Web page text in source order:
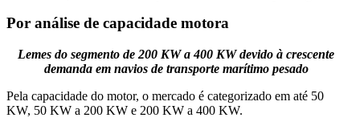
Por análise de capacidade motora
Lemes do segmento de 200 KW a 400 KW devido à crescente
demanda em navios de transporte marítimo pesado
Pela capacidade do motor, o mercado é categorizado em até 50
KW, 50 KW a 200 KW e 200 KW a 400 KW.